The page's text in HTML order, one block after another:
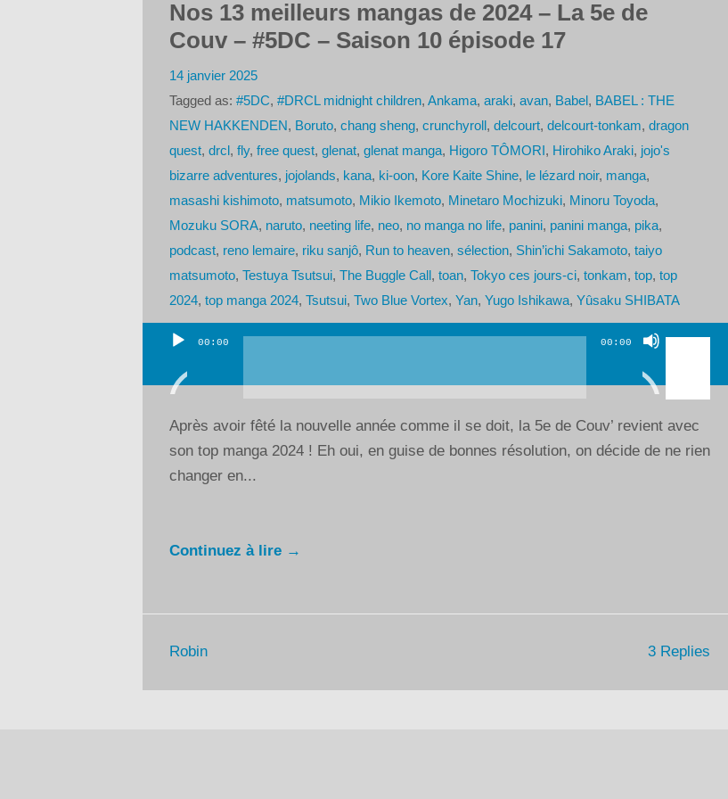
Nos 13 meilleurs mangas de 2024 – La 5e de
Couv – #5DC – Saison 10 épisode 17
14 janvier 2025
Tagged as: #5DC, #DRCL midnight children, Ankama, araki, avan, Babel, BABEL : THE
NEW HAKKENDEN, Boruto, chang sheng, crunchyroll, delcourt, delcourt-tonkam, dragon
quest, drcl, fly, free quest, glenat, glenat manga, Higoro TÔMORI, Hirohiko Araki, jojo's
bizarre adventures, jojolands, kana, ki-oon, Kore Kaite Shine, le lézard noir, manga,
masashi kishimoto, matsumoto, Mikio Ikemoto, Minetaro Mochizuki, Minoru Toyoda,
Mozuku SORA, naruto, neeting life, neo, no manga no life, panini, panini manga, pika,
podcast, reno lemaire, riku sanjô, Run to heaven, sélection, Shin’ichi Sakamoto, taiyo
matsumoto, Testuya Tsutsui, The Buggle Call, toan, Tokyo ces jours-ci, tonkam, top, top
2024, top manga 2024, Tsutsui, Two Blue Vortex, Yan, Yugo Ishikawa, Yûsaku SHIBATA
Lecteur
audio
00:00 00:00
Utilisez
flèches
pour
augmenter
Après avoir fêté la nouvelle année comme il se doit, la 5e de Couv’ revient avec
son top manga 2024 ! Eh oui, en guise de bonnes résolution, on décide de ne rien
changer en...
Continuez à lire →
3 Replies
Robin